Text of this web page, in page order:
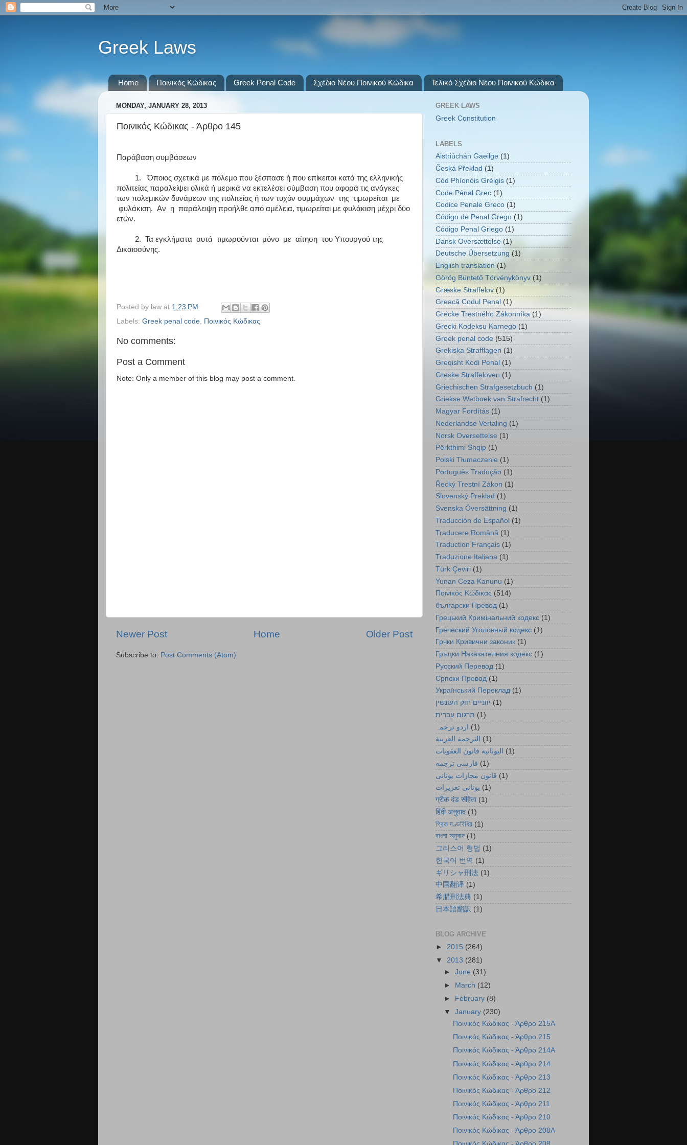
Greek Laws
Home Ποινικός Κώδικας Greek Penal Code Σχέδιο Νέου Ποινικού Κώδικα Τελικό Σχέδιο Νέου Ποινικού Κώδικα
MONDAY, JANUARY 28, 2013
Ποινικός Κώδικας - Άρθρο 145
Παράβαση συμβάσεων
1. Όποιος σχετικά με πόλεμο που ξέσπασε ή που επίκειται κατά της ελληνικής
πολιτείας παραλείψει ολικά ή μερικά να εκτελέσει σύμβαση που αφορά τις ανάγκες
των πολεμικών δυνάμεων της πολιτείας ή των τυχόν συμμάχων της τιμωρείται με
φυλάκιση. Αν η παράλειψη προήλθε από αμέλεια, τιμωρείται με φυλάκιση μέχρι δύο
ετών.
2. Τα εγκλήματα αυτά τιμωρούνται μόνο με αίτηση του Υπουργού της
Δικαιοσύνης.
Posted by law at 1:23 PM
Labels: Greek penal code Ποινικός Κώδικας
No comments:
Post a Comment
Note: Only a member of this blog may post a comment.
Newer Post Older Post
Home
Subscribe to: Post Comments (Atom)
GREEK LAWS
Greek Constitution
LABELS
Aistriúchán Gaeilge (1)
Česká Překlad (1)
Cód Phíonóis Gréigis (1)
Code Pénal Grec (1)
Codice Penale Greco (1)
Código de Penal Grego (1)
Código Penal Griego (1)
Dansk Oversættelse (1)
Deutsche Übersetzung (1)
English translation (1)
Görög Büntető Törvénykönyv (1)
Græske Straffelov (1)
Greacă Codul Penal (1)
Grécke Trestného Zákonníka (1)
Grecki Kodeksu Karnego (1)
Greek penal code (515)
Grekiska Strafflagen (1)
Greqisht Kodi Penal (1)
Greske Straffeloven (1)
Griechischen Strafgesetzbuch (1)
Griekse Wetboek van Strafrecht (1)
Magyar Fordítás (1)
Nederlandse Vertaling (1)
Norsk Oversettelse (1)
Përkthimi Shqip (1)
Polski Tłumaczenie (1)
Português Tradução (1)
Řecký Trestní Zákon (1)
Slovenský Preklad (1)
Svenska Översättning (1)
Traducción de Español (1)
Traducere Română (1)
Traduction Français (1)
Traduzione Italiana (1)
Türk Çeviri (1)
Yunan Ceza Kanunu (1)
Ποινικός Κώδικας (514)
български Превод (1)
Грецький Кримінальний кодекс (1)
Греческий Уголовный кодекс (1)
Грчки Кривични законик (1)
Гръцки Наказателния кодекс (1)
Русский Перевод (1)
Српски Превод (1)
Український Переклад (1)
יווניים חוק העונשין (1)
תרגום עברית (1)
اردو ترجمہ (1)
الترجمة العربية
(1)
اليونانية قانون العقوبات
(1)
فارسی ترجمه (1)
قانون مجازات یونانی (1)
یونانی تعزیرات (1)
ग्रीक दंड संहिता (1)
हिंदी अनुवाद (1)
গ্রিক দণ্ডবিধির (1)
বাংলা অনুবাদ (1)
그리스어 형법 (1)
한국어 번역 (1)
ギリシャ刑法 (1)
中国翻译 (1)
希腊刑法典 (1)
日本語翻訳 (1)
BLOG ARCHIVE
► 2015 (264)
▼ 2013 (281)
►June (31)
►
March (12)
►
February (8)
▼January (230)
Ποινικός Κώδικας - Άρθρο 215A
Ποινικός Κώδικας - Άρθρο 215
Ποινικός Κώδικας - Άρθρο 214A
Ποινικός Κώδικας - Άρθρο 214
Ποινικός Κώδικας - Άρθρο 213
Ποινικός Κώδικας - Άρθρο 212
Ποινικός Κώδικας - Άρθρο 211
Ποινικός Κώδικας - Άρθρο 210
Ποινικός Κώδικας - Άρθρο 208A